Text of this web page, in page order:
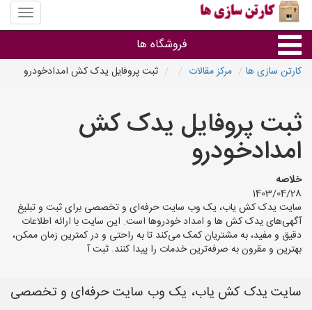
منوی
سایت
سازی
ها
فروشگاه ها
سایر گروه ها
فروشنده های کارتن جعبه
کارتن سازی ها مرکز مقالات ثبت پروفایل یدک کش امدادخودرو
ثبت پروفایل یدک کش
امدادخودرو
خلاصه
1403/04/28
سایت یدک کش یاب، یک وب سایت حرفه‌ای و تخصصی برای ثبت و تبلیغ
آگهی‌های یدک کش ها و امداد خودروها است. این سایت با ارائه اطلاعات
دقیق و مفید، به مشتریان کمک می‌کند تا به راحتی و در کمترین زمان ممکن،
بهترین و مقرون به صرفه‌ترین خدمات را پیدا کنند. ثبت آ
سایت یدک کش یاب، یک وب سایت حرفه‌ای و تخصصی